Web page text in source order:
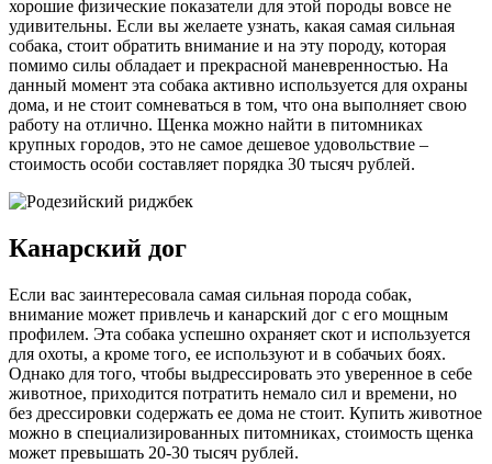
хорошие физические показатели для этой породы вовсе не
удивительны. Если вы желаете узнать, какая самая сильная
собака, стоит обратить внимание и на эту породу, которая
помимо силы обладает и прекрасной маневренностью. На
данный момент эта собака активно используется для охраны
дома, и не стоит сомневаться в том, что она выполняет свою
работу на отлично. Щенка можно найти в питомниках
крупных городов, это не самое дешевое удовольствие –
стоимость особи составляет порядка 30 тысяч рублей.
Канарский дог
Если вас заинтересовала самая сильная порода собак,
внимание может привлечь и канарский дог с его мощным
профилем. Эта собака успешно охраняет скот и используется
для охоты, а кроме того, ее используют и в собачьих боях.
Однако для того, чтобы выдрессировать это уверенное в себе
животное, приходится потратить немало сил и времени, но
без дрессировки содержать ее дома не стоит. Купить животное
можно в специализированных питомниках, стоимость щенка
может превышать 20-30 тысяч рублей.